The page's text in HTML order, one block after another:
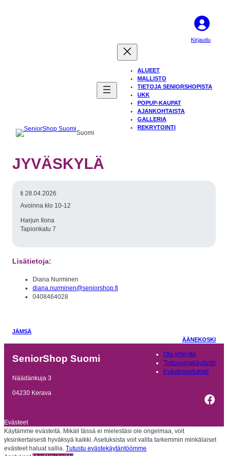
Suomi
Kirjaudu
ALUEET
MALLISTO
TIETOJA SENIORSHOPISTA
UKK
POPUP-KAUPAT
AJANKOHTAISTA
GALLERIA
REKRYTOINTI
JYVÄSKYLÄ
ti 28.04.2026
Avoinna klo 10-12
Harjun Ilona
Tapionkatu 7
Lisätietoja:
Diana Nurminen
diana.nurminen@seniorshop.fi
0408464028
JÄMSÄ
ÄÄNEKOSKI
SeniorShop Suomi
Näädänkuja 3
04230 Kerava
Ota yhteyttä
Tietosuojakäytäntö
Evästeasetukset
Evästeet
Käytämme evästeitä. Mikäli tässä ei mielestäsi ole ongelmaa, voit
yksinkertaisesti hyväksyä kaikki. Asetuksista voit valita tarkemmin minkälaiset
evästeet haluat sallia. Tutustu evästekäytäntöömme